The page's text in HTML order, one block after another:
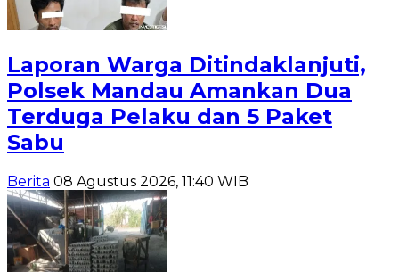
Laporan Warga Ditindaklanjuti,
Polsek Mandau Amankan Dua
Terduga Pelaku dan 5 Paket
Sabu
Berita 08 Agustus 2026, 11:40 WIB